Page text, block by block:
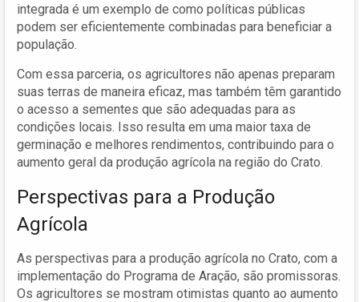
integrada é um exemplo de como políticas públicas
podem ser eficientemente combinadas para beneficiar a
população.
Com essa parceria, os agricultores não apenas preparam
suas terras de maneira eficaz, mas também têm garantido
o acesso a sementes que são adequadas para as
condições locais. Isso resulta em uma maior taxa de
germinação e melhores rendimentos, contribuindo para o
aumento geral da produção agrícola na região do Crato.
Perspectivas para a Produção
Agrícola
As perspectivas para a produção agrícola no Crato, com a
implementação do Programa de Aração, são promissoras.
Os agricultores se mostram otimistas quanto ao aumento